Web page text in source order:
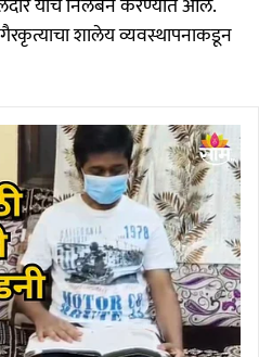
यांचे निलंबन करण्यात आले.
शालेय व्यवस्थापनाकडून